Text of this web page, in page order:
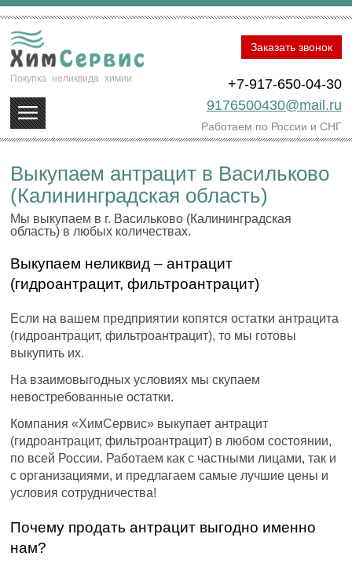
Покупка неликвида химии
+7-917-650-04-30
9176500430@mail.ru
Работаем по России и СНГ
Заказать звонок
Выкупаем антрацит в Васильково
(Калининградская область)
Мы выкупаем в г. Васильково (Калининградская
область) в любых количествах.
Выкупаем неликвид – антрацит
(гидроантрацит, фильтроантрацит)
Если на вашем предприятии копятся остатки антрацита
(гидроантрацит, фильтроантрацит), то мы готовы
выкупить их.
На взаимовыгодных условиях мы скупаем
невостребованные остатки.
Компания «ХимСервис» выкупает антрацит
(гидроантрацит, фильтроантрацит) в любом состоянии,
по всей России. Работаем как с частными лицами, так и
с организациями, и предлагаем самые лучшие цены и
условия сотрудничества!
Почему продать антрацит выгодно именно
нам?